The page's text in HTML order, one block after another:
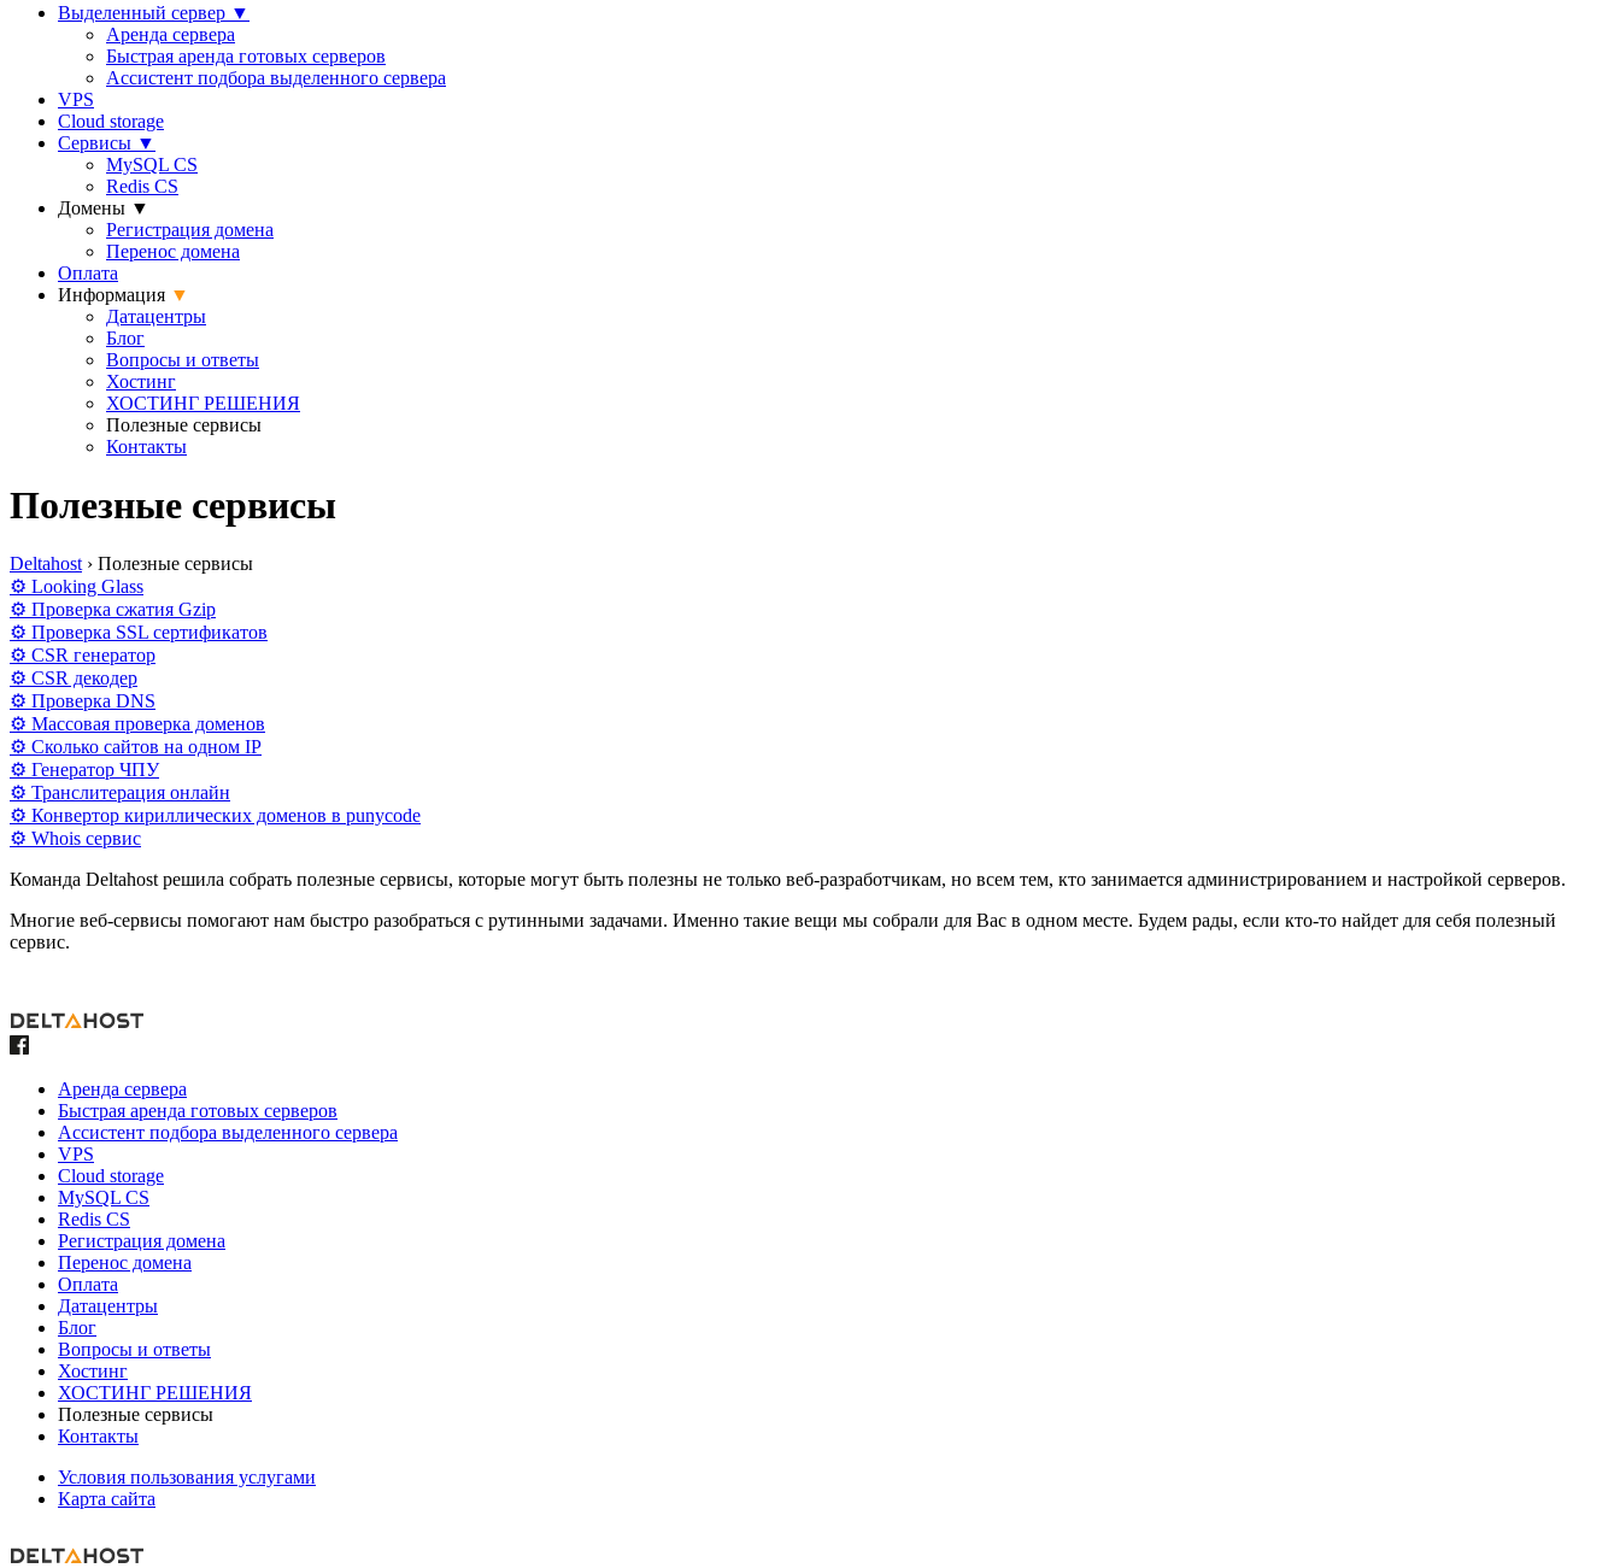
Выделенный сервер ▼
Аренда сервера
Быстрая аренда готовых серверов
Ассистент подбора выделенного сервера
VPS
Cloud storage
Сервисы ▼
MySQL CS
Redis CS
Домены ▼
Регистрация домена
Перенос домена
Оплата
Информация ▼
Датацентры
Блог
Вопросы и ответы
Хостинг
ХОСТИНГ РЕШЕНИЯ
Полезные сервисы
Контакты
Полезные сервисы
Deltahost› Полезные сервисы
⚙ Looking Glass
⚙ Проверка сжатия Gzip
⚙ Проверка SSL сертификатов
⚙ CSR генератор
⚙ CSR декодер
⚙ Проверка DNS
⚙ Массовая проверка доменов
⚙ Сколько сайтов на одном IP
⚙ Генератор ЧПУ
⚙ Транслитерация онлайн
⚙ Конвертор кириллических доменов в punycode
⚙ Whois сервис
Команда Deltahost решила собрать полезные сервисы, которые могут быть полезны не только веб-разработчикам, но всем тем, кто занимается администрированием и настройкой серверов.
Многие веб-сервисы помогают нам быстро разобраться с рутинными задачами. Именно такие вещи мы собрали для Вас в одном месте. Будем рады, если кто-то найдет для себя полезный
сервис.
Аренда сервера
Быстрая аренда готовых серверов
Ассистент подбора выделенного сервера
VPS
Cloud storage
MySQL CS
Redis CS
Регистрация домена
Перенос домена
Оплата
Датацентры
Блог
Вопросы и ответы
Хостинг
ХОСТИНГ РЕШЕНИЯ
Полезные сервисы
Контакты
Условия пользования услугами
Карта сайта